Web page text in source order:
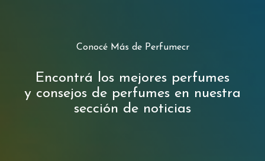
Conocé Más de Perfumecr
Encontrá los mejores perfumes
y consejos de perfumes en nuestra
sección de noticias